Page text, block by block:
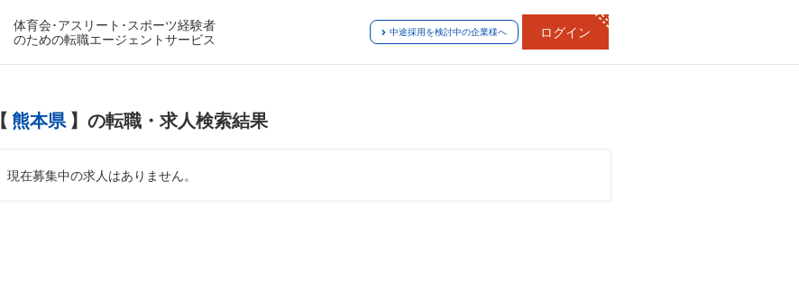
体育会･アスリート･スポーツ経験者
のための転職エージェントサービス
中途採用を検討中の企業様へ ログイン
【 熊本県 】の転職・求人検索結果
現在募集中の求人はありません。